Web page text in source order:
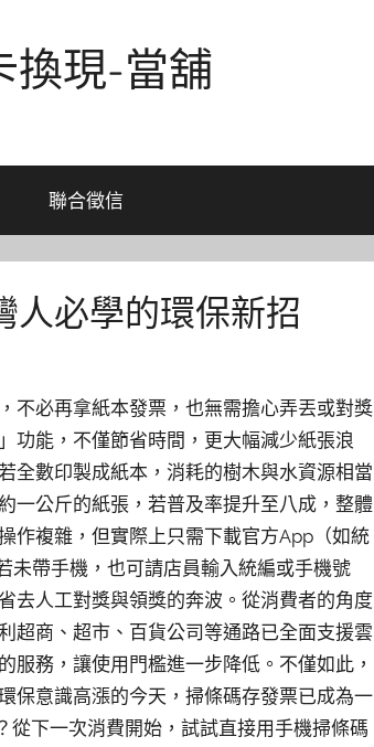
換現-當舖
聯合徵信
人必學的環保新招
不必再拿紙本發票，也無需擔心弄丟或對獎
功能，不僅節省時間，更大幅減少紙張浪
全數印製成紙本，消耗的樹木與水資源相當
一公斤的紙張，若普及率提升至八成，整體
作複雜，但實際上只需下載官方App（如統
未帶手機，也可請店員輸入統編或手機號
去人工對獎與領獎的奔波。從消費者的角度
超商、超市、百貨公司等通路已全面支援雲
務，讓使用門檻進一步降低。不僅如此，
保意識高漲的今天，掃條碼存發票已成為一
下一次消費開始，試試直接用手機掃條碼